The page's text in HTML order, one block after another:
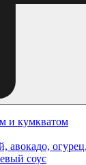
и кумкватом
соус